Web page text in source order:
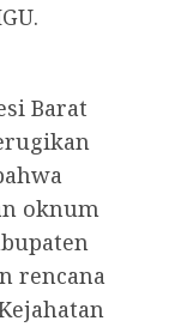
Barat
oknum
rencana